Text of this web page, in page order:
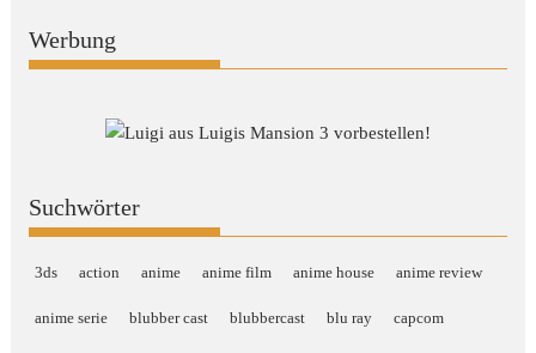
Werbung
Suchwörter
3ds action anime anime film anime house anime review
anime serie blubber cast blubbercast blu ray capcom